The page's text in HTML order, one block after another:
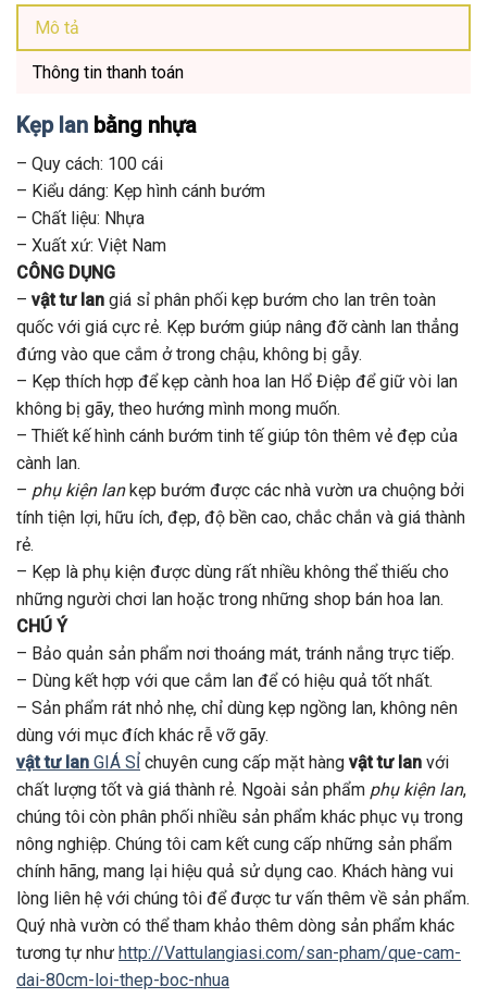
Mô tả
Thông tin thanh toán
Kẹp lan bằng nhựa
– Quy cách: 100 cái
– Kiểu dáng: Kẹp hình cánh bướm
– Chất liệu: Nhựa
– Xuất xứ: Việt Nam
CÔNG DỤNG
– vật tư lan giá sỉ phân phối kẹp bướm cho lan trên toàn
quốc với giá cực rẻ. Kẹp bướm giúp nâng đỡ cành lan thẳng
đứng vào que cắm ở trong chậu, không bị gẫy.
– Kẹp thích hợp để kẹp cành hoa lan Hổ Điệp để giữ vòi lan
không bị gãy, theo hướng mình mong muốn.
– Thiết kế hình cánh bướm tinh tế giúp tôn thêm vẻ đẹp của
cành lan.
– phụ kiện lankẹp bướm được các nhà vườn ưa chuộng bởi
tính tiện lợi, hữu ích, đẹp, độ bền cao, chắc chắn và giá thành
rẻ.
– Kẹp là phụ kiện được dùng rất nhiều không thể thiếu cho
những người chơi lan hoặc trong những shop bán hoa lan.
CHÚ Ý
– Bảo quản sản phẩm nơi thoáng mát, tránh nắng trực tiếp.
– Dùng kết hợp với que cắm lan để có hiệu quả tốt nhất.
– Sản phẩm rát nhỏ nhẹ, chỉ dùng kẹp ngồng lan, không nên
dùng với mục đích khác rễ vỡ gãy.
vật tư lan GIÁ SỈ chuyên cung cấp mặt hàng vật tư lan với
chất lượng tốt và giá thành rẻ. Ngoài sản phẩm phụ kiện lan,
chúng tôi còn phân phối nhiều sản phẩm khác phục vụ trong
nông nghiệp. Chúng tôi cam kết cung cấp những sản phẩm
chính hãng, mang lại hiệu quả sử dụng cao. Khách hàng vui
lòng liên hệ với chúng tôi để được tư vấn thêm về sản phẩm.
Quý nhà vườn có thể tham khảo thêm dòng sản phẩm khác
tương tự như http://Vattulangiasi.com/san-pham/que-cam-
dai-80cm-loi-thep-boc-nhua